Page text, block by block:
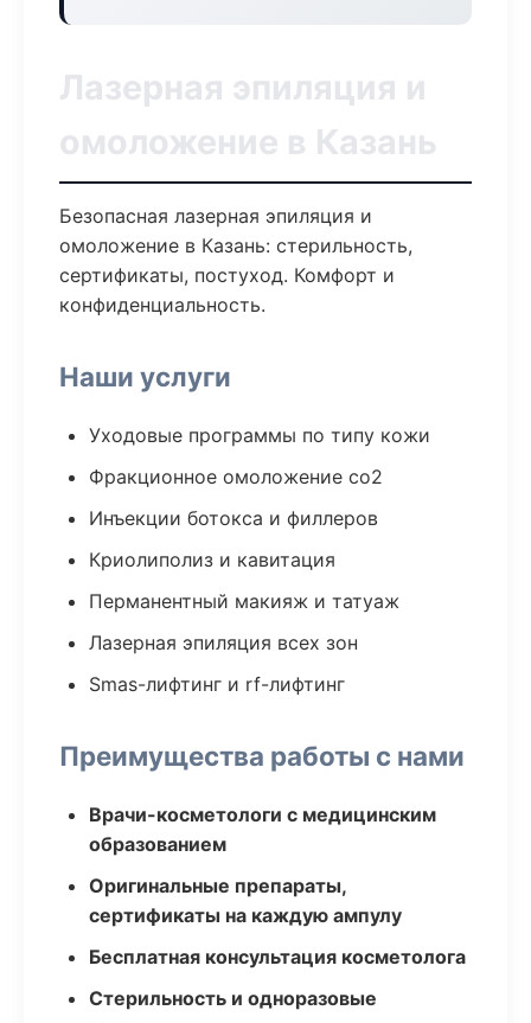
Лазерная эпиляция и
омоложение в Казань
Безопасная лазерная эпиляция и
омоложение в Казань: стерильность,
сертификаты, постуход. Комфорт и
конфиденциальность.
Наши услуги
Уходовые программы по типу кожи
Фракционное омоложение co2
Инъекции ботокса и филлеров
Криолиполиз и кавитация
Перманентный макияж и татуаж
Лазерная эпиляция всех зон
Smas-лифтинг и rf-лифтинг
Преимущества работы с нами
Врачи-косметологи с медицинским
образованием
Оригинальные препараты,
сертификаты на каждую ампулу
Бесплатная консультация косметолога
Стерильность и одноразовые